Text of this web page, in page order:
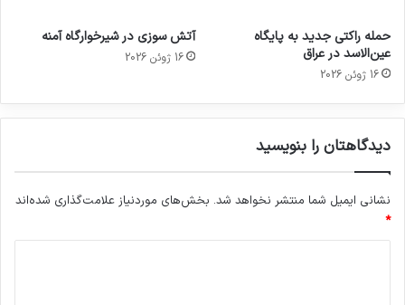
حمله راکتی جدید به پایگاه
عین‌الاسد در عراق
16 ژوئن 2026
آتش سوزی در شیرخوارگاه آمنه
16 ژوئن 2026
دیدگاهتان را بنویسید
نشانی ایمیل شما منتشر نخواهد شد. بخش‌های موردنیاز علامت‌گذاری شده‌اند
*